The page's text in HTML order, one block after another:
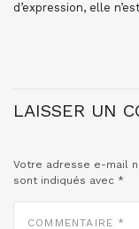
d’expression, elle
LAISSER UN
Votre adresse e-mail
sont indiqués avec *